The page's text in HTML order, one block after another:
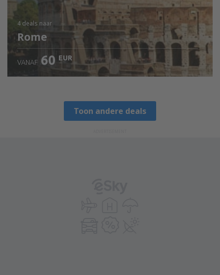
4 deals naar
Rome
VANAF 60 EUR
Toon andere deals